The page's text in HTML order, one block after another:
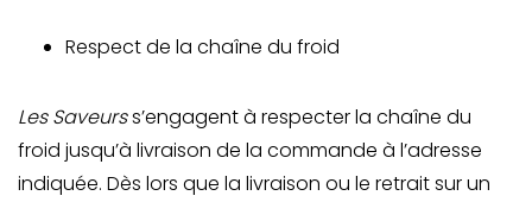
Respect de la chaîne du froid
Les Saveurss’engagent à respecter la chaîne du
froid jusqu’à livraison de la commande à l’adresse
indiquée. Dès lors que la livraison ou le retrait sur un